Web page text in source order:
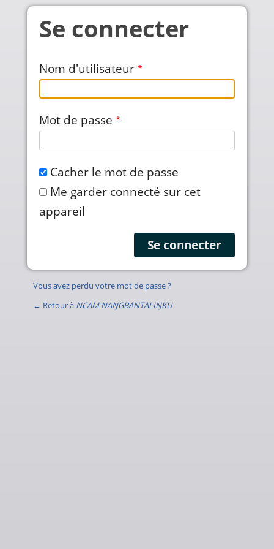
Aller au contenu principal
Se connecter
Nom d'utilisateur
Mot de passe
Cacher le mot de passe
Me garder connecté sur cet
appareil
Vous avez perdu votre mot de passe ?
← Retour à NCAM NAŊGBANTALIŊKU